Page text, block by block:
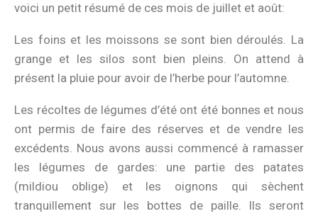
voici un petit résumé de ces mois de juillet et août:
Les foins et les moissons se sont bien déroulés. La
grange et les silos sont bien pleins. On attend à
présent la pluie pour avoir de l’herbe pour l’automne.
Les récoltes de légumes d’été ont été bonnes et nous
ont permis de faire des réserves et de vendre les
excédents. Nous avons aussi commencé à ramasser
les légumes de gardes: une partie des patates
(mildiou oblige) et les oignons qui sèchent
tranquillement sur les bottes de paille. Ils seront